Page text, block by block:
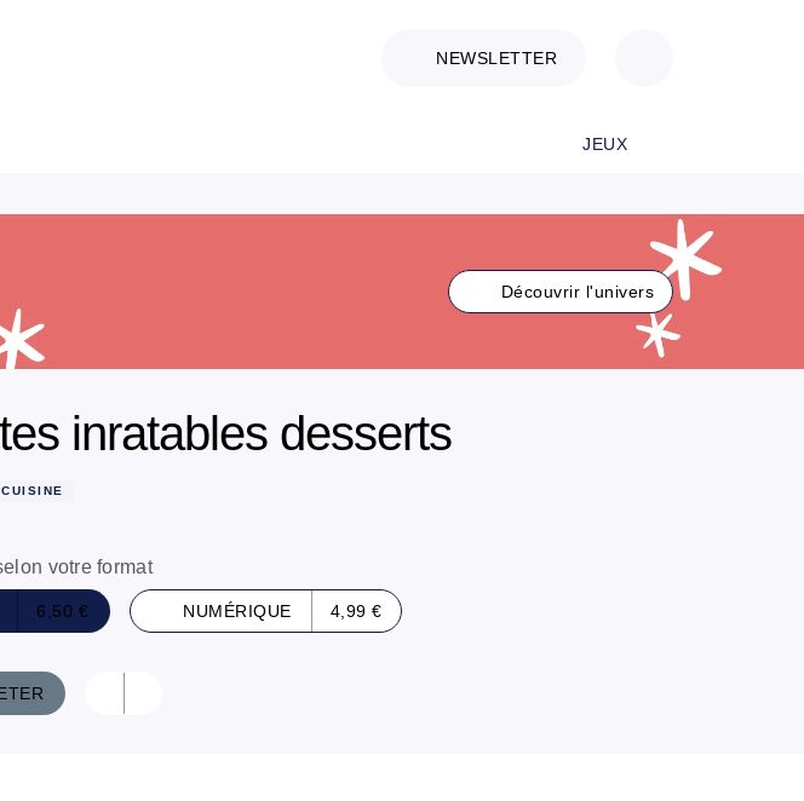
NEWSLETTER
JEUX
Découvrir l'univers
inratables desserts
CUISINE
votre format
6,50 € NUMÉRIQUE 4,99 €